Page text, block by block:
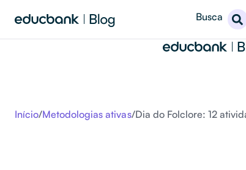
Busca
Início/Metodologias ativas/Dia do Folclore: 12